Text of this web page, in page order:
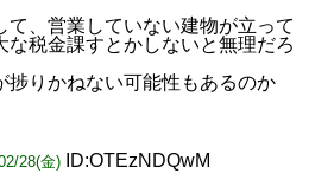
て、営業していない建物が立って
な税金課すとかしないと無理だろ
捗りかねない可能性もあるのか
28(金)
ID:OTEzNDQwM